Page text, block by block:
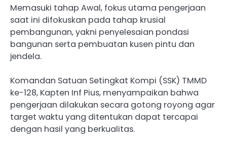
​Memasuki tahap Awal, fokus utama pengerjaan
saat ini difokuskan pada tahap krusial
pembangunan, yakni penyelesaian pondasi
bangunan serta pembuatan kusen pintu dan
jendela.
​Komandan Satuan Setingkat Kompi (SSK) TMMD
ke-128, Kapten Inf Pius, menyampaikan bahwa
pengerjaan dilakukan secara gotong royong agar
target waktu yang ditentukan dapat tercapai
dengan hasil yang berkualitas.